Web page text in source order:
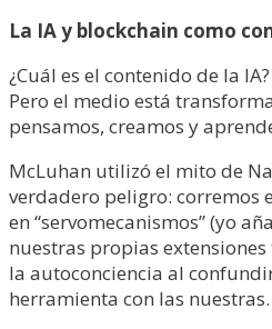
La IA y blockchain como
¿Cuál es el contenido de la
Pero el medio está
pensamos, creamos y
McLuhan utilizó el mito de
verdadero peligro: corremos
en “servomecanismos” (yo
nuestras propias
la autoconciencia al
herramienta con las nuestras.